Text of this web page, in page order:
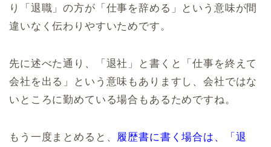
り「退職」の方が「仕事を辞める」という意味が間
違いなく伝わりやすいためです。
先に述べた通り、「退社」と書くと「仕事を終えて
会社を出る」という意味もありますし、会社ではな
いところに勤めている場合もあるためですね。
もう一度まとめると、 履歴書に書く場合は、「退